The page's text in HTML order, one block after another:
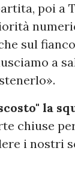
poi a
sul
a
la
chiuse
i nostri